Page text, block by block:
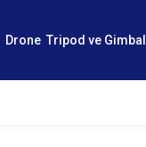
Drone Tripod ve Gimbal